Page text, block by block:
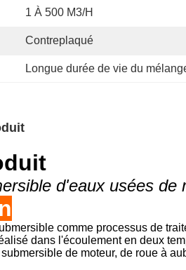
1 À 500 M3/h
Contreplaqué
Longue durée de vie du
d'eaux usées de
comme processus de
dans l'écoulement en deux
de moteur, de roue à